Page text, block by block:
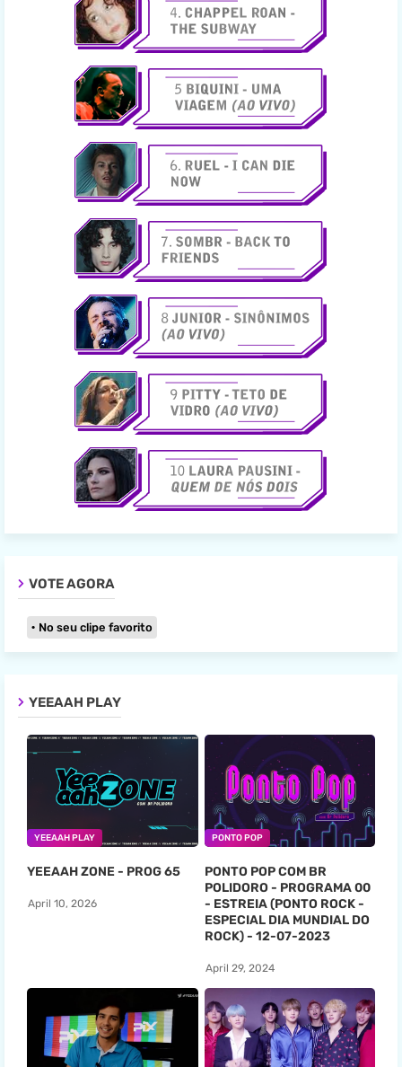
VOTE AGORA
No seu clipe favorito
YEEAAH PLAY
YEEAAH PLAY
YEEAAH ZONE - PROG 65
April 10, 2026
PONTO POP
PONTO POP COM BR
POLIDORO - PROGRAMA 00
- ESTREIA (PONTO ROCK -
ESPECIAL DIA MUNDIAL DO
ROCK) - 12-07-2023
April 29, 2024